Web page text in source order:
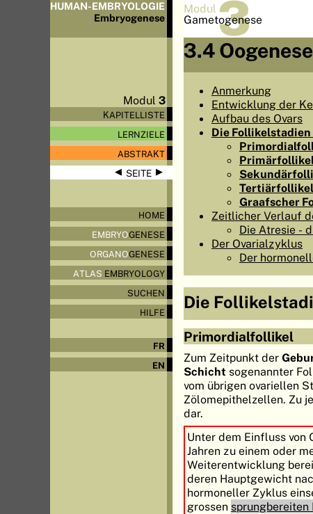
HUMAN-EMBRYOLOGIE
Embryogenese
Modul3
KAPITELLISTE
LERNZIELE
ABSTRAKT
◀ SEITE▶
HOME
EMBRYOGENESE
ORGANOGENESE
ATLAS EMBRYOLOGY
SUCHEN
HILFE
FR
EN
Modul 3
Gametogenese
3.4 Oogenese
Anmerkung
Entwicklung der
Aufbau des Ovars
Die
Tertiärfollikel
Graafscher
Zeitlicher Verlauf
Die Atresie -
Der Ovarialzyklus
Der
Die
Primordialfollikel
Zum Zeitpunkt der
Schicht sogenannter
vom übrigen ovariellen
Zölomepithelzellen. Zu
dar.
Unter dem Einfluss von
Jahren zu einem oder
Weiterentwicklung
deren Hauptgewicht
hormoneller Zyklus
grossen sprungbereiten